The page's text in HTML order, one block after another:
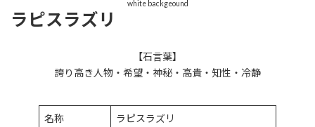
white backgeound
ラピスラズリ
【石言葉】
誇り高き人物・希望・神秘・高貴・知性・冷静
名称 ラピスラズリ